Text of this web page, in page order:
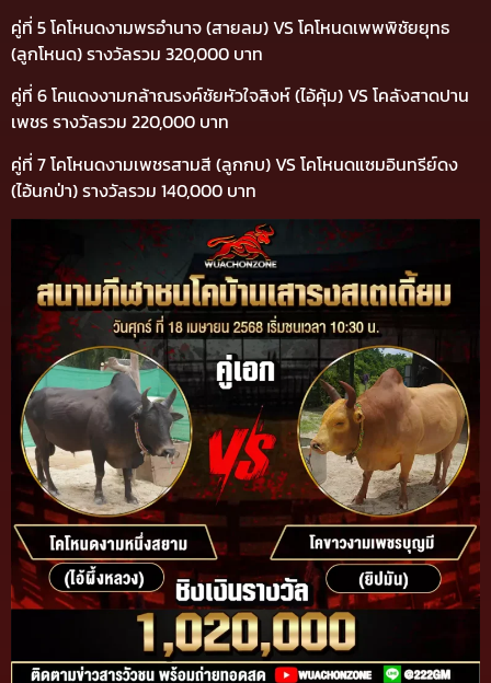
คู่ที่ 5 โคโหนดงามพรอำนาจ (สายลม) VS โคโหนดเพพพิชัยยุทธ
(ลูกโหนด) รางวัลรวม 320,000 บาท
คู่ที่ 6 โคแดงงามกล้าณรงค์ชัยหัวใจสิงห์ (ไอ้คุ้ม) VS โคลังสาดปาน
เพชร รางวัลรวม 220,000 บาท
คู่ที่ 7 โคโหนดงามเพชรสามสี (ลูกกบ) VS โคโหนดแซมอินทรีย์ดง
(ไอ้นกป่า) รางวัลรวม 140,000 บาท